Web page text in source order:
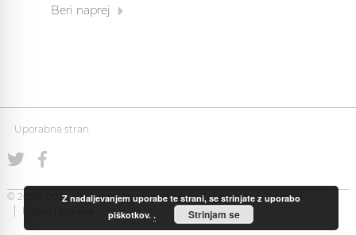
Beri naprej
Uporabna stran
© 2008-2026 Uporabna Stran gostuje naZabec.net
Piškotki
Pogoji uporabe
Z nadaljevanjem uporabe te strani, se strinjate z uporabo
piškotkov.. Strinjam se